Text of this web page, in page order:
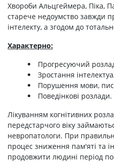
Хвороби Альцгеймера, Піка,
старече недоумство завжди
інтелекту, а згодом до
Характерно:
Прогресуючий
Зростання
Порушення мови,
Поведінкові розлади.
Лікуванням когнітивних
передстарчого віку
невропатологи. При
процес зниження пам'яті та
продовжити людині період